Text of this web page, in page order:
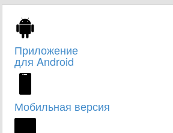
Приложение
для Android
Мобильная версия